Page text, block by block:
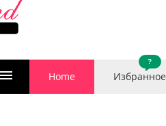
Home Избранное
?